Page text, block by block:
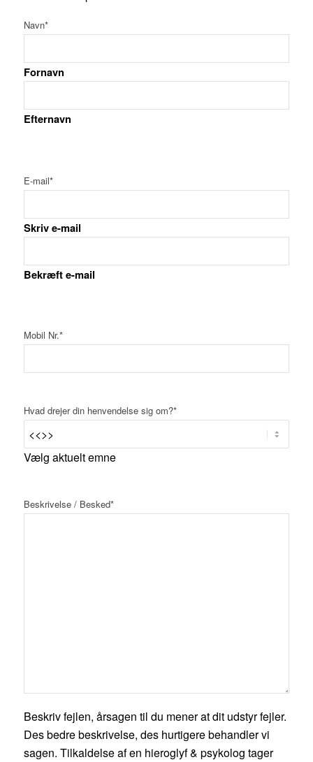
Navn*
Fornavn
Efternavn
E-mail*
Skriv e-mail
Bekræft e-mail
Mobil Nr.*
Hvad drejer din henvendelse sig om?*
Vælg aktuelt emne
Beskrivelse / Besked*
Beskriv fejlen, årsagen til du mener at dit udstyr fejler.
Des bedre beskrivelse, des hurtigere behandler vi
sagen. Tilkaldelse af en hieroglyf & psykolog tager